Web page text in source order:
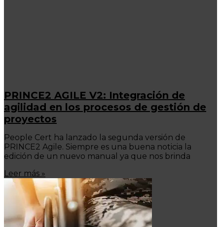
PRINCE2 AGILE V2: Integración de
agilidad en los procesos de gestión de
proyectos
People Cert ha lanzado la segunda versión de
PRINCE2 Agile. Siempre es una buena noticia la
edición de un nuevo manual ya que nos brinda
Leer más »